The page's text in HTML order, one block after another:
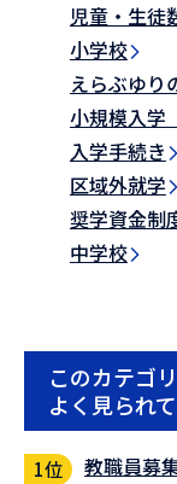
児童・生徒
小学校
えらぶゆり
小規模入学
入学手続き
区域外就学
奨学資金制
中学校
このカテゴ
よく見られ
教職員募